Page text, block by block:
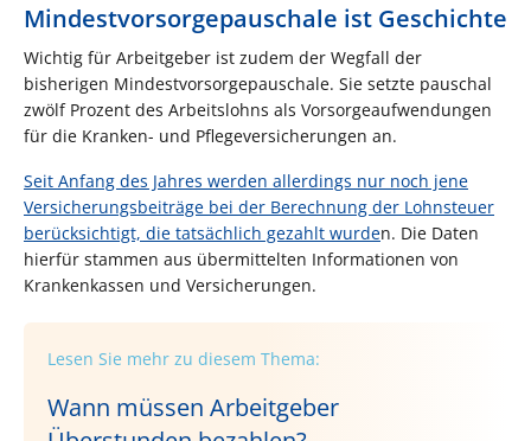
Mindestvorsorgepauschale ist Geschichte
Wichtig für Arbeitgeber ist zudem der Wegfall der
bisherigen Mindestvorsorgepauschale. Sie setzte pauschal
zwölf Prozent des Arbeitslohns als Vorsorgeaufwendungen
für die Kranken- und Pflegeversicherungen an.
Seit Anfang des Jahres werden allerdings nur noch jene
Versicherungsbeiträge bei der Berechnung der Lohnsteuer
berücksichtigt, die tatsächlich gezahlt wurden. Die Daten
hierfür stammen aus übermittelten Informationen von
Krankenkassen und Versicherungen.
Lesen Sie mehr zu diesem Thema:
Wann müssen Arbeitgeber